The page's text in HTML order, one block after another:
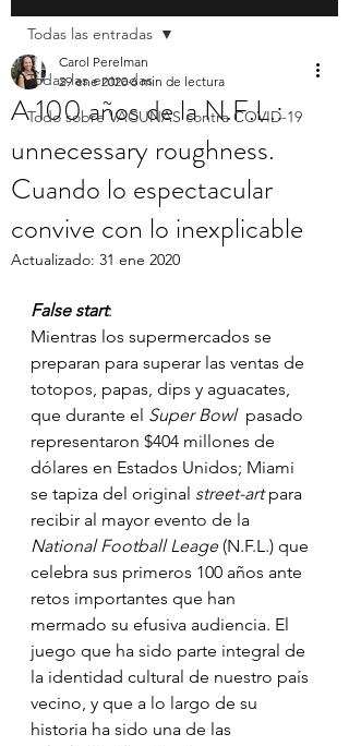
Todas las entradas
Todo sobre VACUNAS contra COVID-19
Todas las entradas
A 100 años de la N.F.L.:
unnecessary roughness.
Cuando lo espectacular
convive con lo inexplicable
Carol Perelman
29 ene 2020 6 min de lectura
Actualizado: 31 ene 2020
False start:
Mientras los supermercados se
preparan para superar las ventas de
totopos, papas, dips y aguacates,
que durante el Super Bowl
  pasado
representaron $404 millones de
dólares en Estados Unidos; Miami
se tapiza del original street-art para
recibir al mayor evento de la
National Football Leage (N.F.L.) que
celebra sus primeros 100 años ante
retos importantes que han
mermado su efusiva audiencia. El
juego que ha sido parte integral de
la identidad cultural de nuestro país
vecino, y que a lo largo de su
historia ha sido una de las